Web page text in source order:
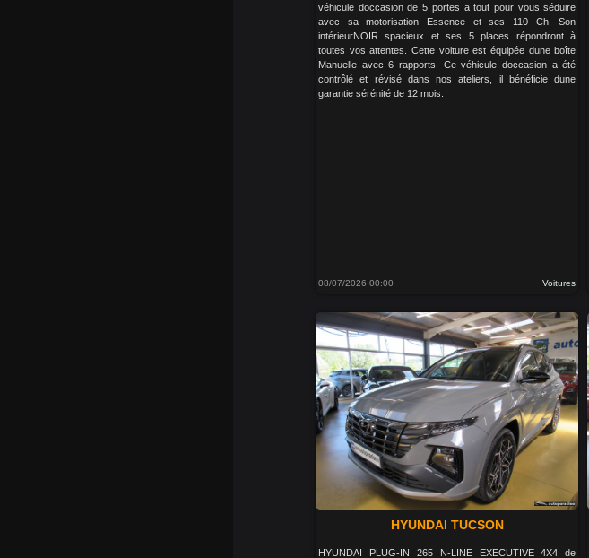
véhicule doccasion de 5 portes a tout pour vous séduire
avec sa motorisation Essence et ses 110 Ch. Son
intérieurNOIR spacieux et ses 5 places répondront à
toutes vos attentes. Cette voiture est équipée dune boîte
Manuelle avec 6 rapports. Ce véhicule doccasion a été
contrôlé et révisé dans nos ateliers, il bénéficie dune
garantie sérénité de 12 mois.
08/07/2026 00:00 Voitures
HYUNDAI TUCSON
HYUNDAI PLUG-IN 265 N-LINE EXECUTIVE 4X4 de